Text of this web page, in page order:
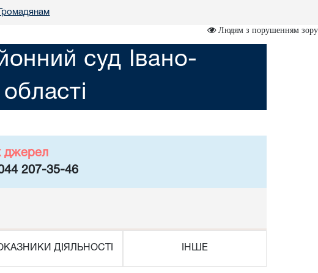
Людям з порушенням зору
суд Івано-
джерел
207-35-46
ДІЯЛЬНОСТІ ІНШЕ